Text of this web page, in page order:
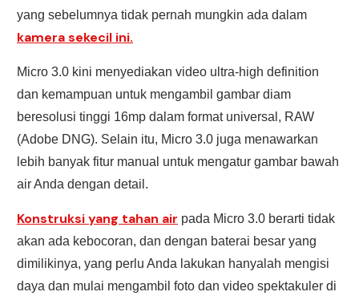
yang sebelumnya tidak pernah mungkin ada dalam
kamera sekecil ini.
Micro 3.0 kini menyediakan video ultra-high definition
dan kemampuan untuk mengambil gambar diam
beresolusi tinggi 16mp dalam format universal, RAW
(Adobe DNG). Selain itu, Micro 3.0 juga menawarkan
lebih banyak fitur manual untuk mengatur gambar bawah
air Anda dengan detail.
Konstruksi yang tahan air pada Micro 3.0 berarti tidak
akan ada kebocoran, dan dengan baterai besar yang
dimilikinya, yang perlu Anda lakukan hanyalah mengisi
daya dan mulai mengambil foto dan video spektakuler di